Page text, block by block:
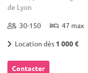
de Lyon
30-150 47 max
Location dès 1 000 €
Contacter